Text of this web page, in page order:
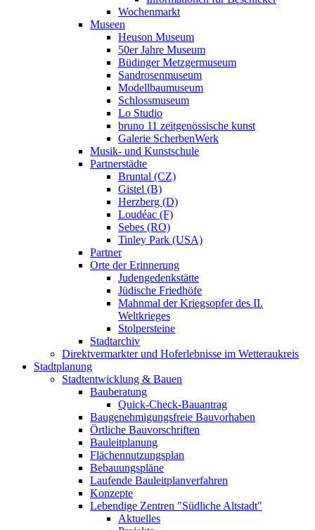
Wochenmarkt
Museen
Heuson Museum
50er Jahre Museum
Büdinger Metzgermuseum
Sandrosenmuseum
Modellbaumuseum
Schlossmuseum
Lo Studio
bruno 11 zeitgenössische kunst
Galerie ScherbenWerk
Musik- und Kunstschule
Partnerstädte
Bruntal (CZ)
Gistel (B)
Herzberg (D)
Loudéac (F)
Sebes (RO)
Tinley Park (USA)
Partner
Orte der Erinnerung
Judengedenkstätte
Jüdische Friedhöfe
Mahnmal der Kriegsopfer des II.
Weltkrieges
Stolpersteine
Stadtarchiv
Direktvermarkter und Hoferlebnisse im Wetteraukreis
Stadtplanung
Stadtentwicklung & Bauen
Bauberatung
Quick-Check-Bauantrag
Baugenehmigungsfreie Bauvorhaben
Örtliche Bauvorschriften
Bauleitplanung
Flächennutzungsplan
Bebauungspläne
Laufende Bauleitplanverfahren
Konzepte
Lebendige Zentren "Südliche Altstadt"
Aktuelles